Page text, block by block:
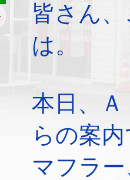
皆さん
は。
本日、
らの案
マフラ